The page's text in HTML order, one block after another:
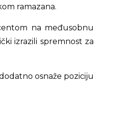
ramazana.
na međusobnu
izrazili spremnost za
osnaže poziciju